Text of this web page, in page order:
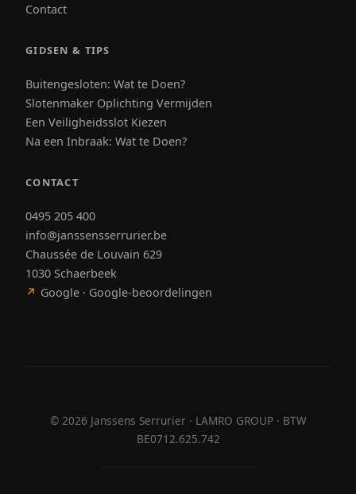
Contact
GIDSEN & TIPS
Buitengesloten: Wat te Doen?
Slotenmaker Oplichting Vermijden
Een Veiligheidsslot Kiezen
Na een Inbraak: Wat te Doen?
CONTACT
0495 205 400
info@janssensserrurier.be
Chaussée de Louvain 629
1030 Schaerbeek
↗ Google · Google-beoordelingen
© 2026 Janssens Serrurier · LAMRO GROUP · BTW
BE0712.625.742